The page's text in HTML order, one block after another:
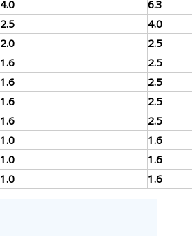
4.0
6.3
2.5
4.0
2.0
2.5
1.6
2.5
1.6
2.5
1.6
2.5
1.6
2.5
1.0
1.6
1.0
1.6
1.0 1.6